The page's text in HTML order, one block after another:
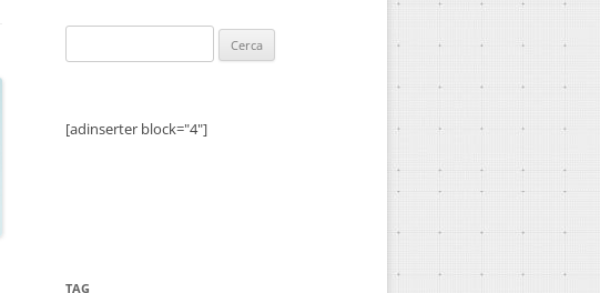
per:
[adinserter block="4"]
TAG